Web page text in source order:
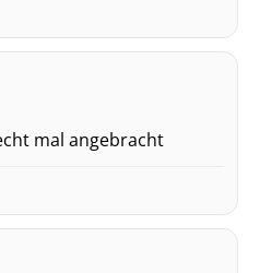
mal angebracht